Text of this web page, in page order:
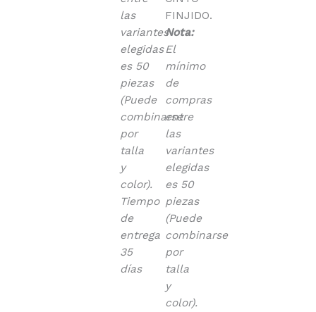
las
variantes
elegidas
es 50
piezas
(Puede
combinarse
por
talla
y
color).
Tiempo
de
entrega
35
días
FINJIDO.
Nota:
El
mínimo
de
compras
entre
las
variantes
elegidas
es 50
piezas
(Puede
combinarse
por
talla
y
color).